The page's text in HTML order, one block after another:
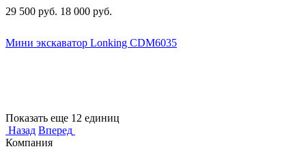
29 500 руб. 18 000 руб.
Мини экскаватор Lonking CDM6035
Показать еще 12 единиц
Назад Вперед
Компания